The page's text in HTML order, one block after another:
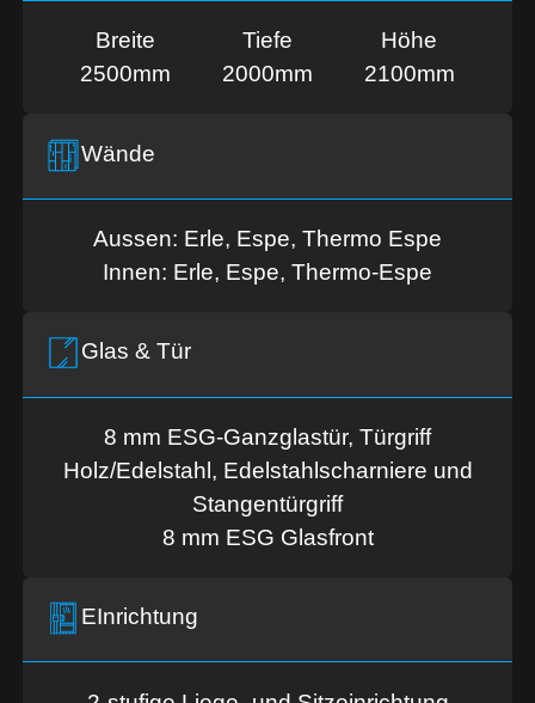
Breite
2500mm
Tiefe
2000mm
Höhe
2100mm
Wände
Aussen: Erle, Espe, Thermo Espe
Innen: Erle, Espe, Thermo-Espe
Glas & Tür
8 mm ESG-Ganzglastür, Türgriff
Holz/Edelstahl, Edelstahlscharniere und
Stangentürgriff
8 mm ESG Glasfront
EInrichtung